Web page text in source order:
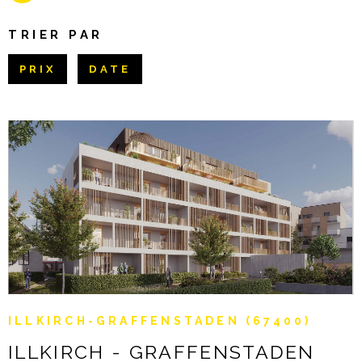
TRIER PAR
PRIX DATE
ILLKIRCH-GRAFFENSTADEN (67400)
ILLKIRCH - GRAFFENSTADEN
VOIR LE BIEN
CRITÈRES SUPPLÉMENTAIRES
Piscine
Terrasse